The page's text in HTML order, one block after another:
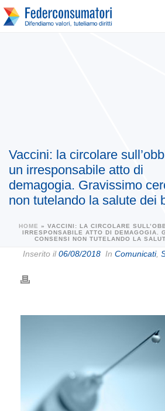
Vaccini: la circolare
un irresponsabile atto di
demagogia. Gravissimo
non tutelando la salute
HOME » VACCINI: LA CIRCOLARE
IRRESPONSABILE ATTO DI DEMAGOGIA.
CONSENSI NON TUTELANDO LA
Inserito il06/08/2018 In Comunicati,